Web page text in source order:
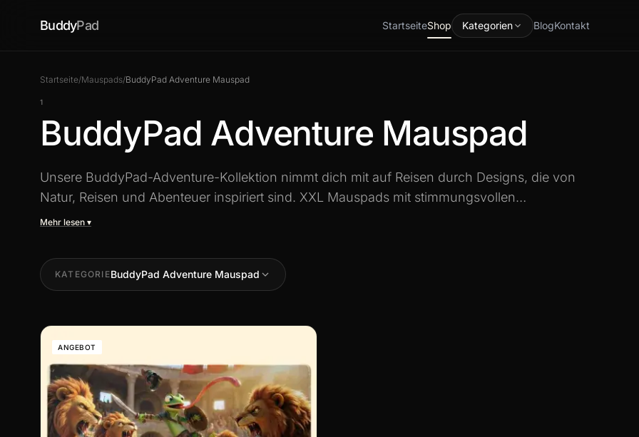
BuddyPad StartseiteShop Kategorien BlogKontakt
Startseite/Mauspads/BuddyPad Adventure Mauspad
1
BuddyPad Adventure Mauspad
Unsere BuddyPad-Adventure-Kollektion nimmt dich mit auf Reisen durch Designs, die von
Natur, Reisen und Abenteuer inspiriert sind. XXL Mauspads mit stimmungsvollen
Illustrationen, die Gaming-Präzision und Entdeckergeist verbinden - für ein
Mehr lesen ▾
KATEGORIEBuddyPad Adventure Mauspad
ANGEBOT